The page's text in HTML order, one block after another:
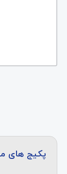
پکیج های